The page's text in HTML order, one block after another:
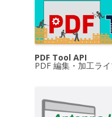
PDF Tool API
PDF 編集・加工ライ